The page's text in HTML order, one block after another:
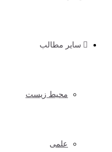
سایر مطالب
محیط زیست
علمی